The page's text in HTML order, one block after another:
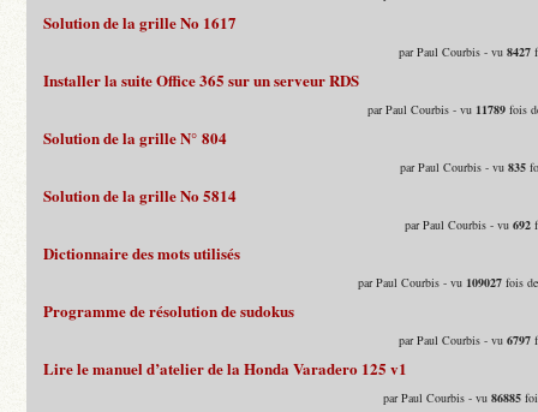
Solution de la grille No 1617
par Paul Courbis - vu8427
Installer la suite Office 365 sur un serveur RDS
par Paul Courbis - vu 11789 fois
Solution de la grille N° 804
par Paul Courbis - vu835
Solution de la grille No 5814
par Paul Courbis - vu692
Dictionnaire des mots utilisés
par Paul Courbis - vu 109027 fois
Programme de résolution de sudokus
par Paul Courbis - vu6797
Lire le manuel d’atelier de la Honda Varadero 125 v1
par Paul Courbis - vu86885